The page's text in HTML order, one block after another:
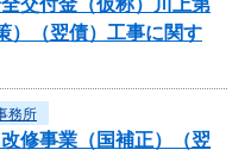
）（翌債）工事に関す
務所
修事業（国補正）（翌